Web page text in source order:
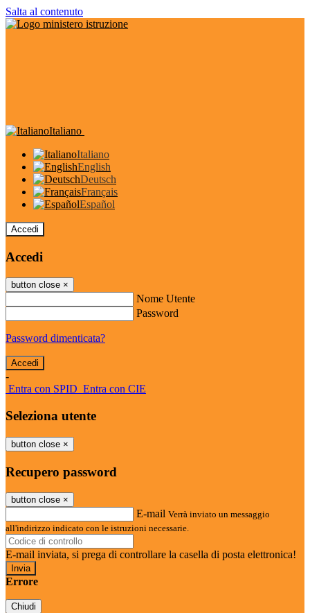
Salta al contenuto
Italiano
Italiano
English
Deutsch
Français
Español
Accedi
Accedi
button close ×
Nome Utente
Password
Password dimenticata?
-
Entra con SPID Entra con CIE
Seleziona utente
button close ×
Recupero password
button close ×
E-mail Verrà inviato un messaggio
all'indirizzo indicato con le istruzioni necessarie.
E-mail inviata, si prega di controllare la casella di posta elettronica!
Errore
Chiudi